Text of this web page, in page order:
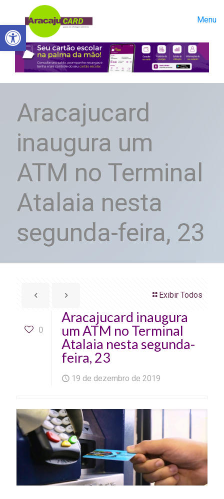
Abrir a barra de ferramentas
Menu
Aracajucard
inaugura um
ATM no Terminal
Atalaia nesta
segunda-feira, 23
Exibir Todos
0
Aracajucard inaugura
um ATM no Terminal
Atalaia nesta segunda-
feira, 23
19 de dezembro de 2019